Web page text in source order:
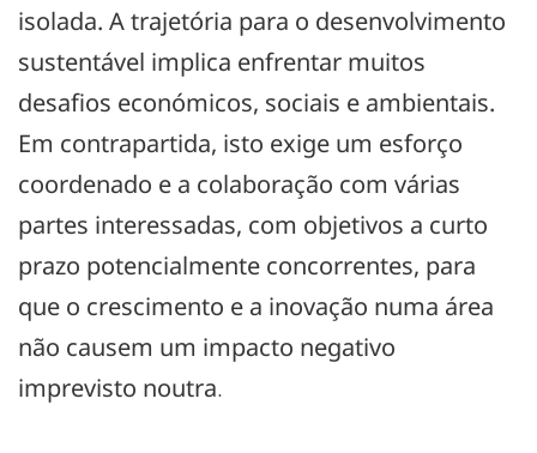
isolada. A trajetória para o desenvolvimento
sustentável implica enfrentar muitos
desafios económicos, sociais e ambientais.
Em contrapartida, isto exige um esforço
coordenado e a colaboração com várias
partes interessadas, com objetivos a curto
prazo potencialmente concorrentes, para
que o crescimento e a inovação numa área
não causem um impacto negativo
imprevisto noutra.